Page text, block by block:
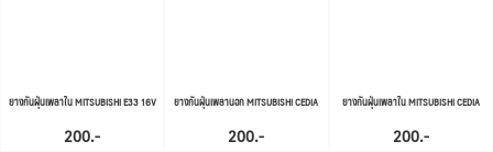
ยางกันฝุ่นเพลาใน MITSUBISHI E33 16V
200.-
ยางกันฝุ่นเพลานอก MITSUBISHI CEDIA
200.-
ยางกันฝุ่นเพลาใน MITSUBISHI CEDIA
200.-